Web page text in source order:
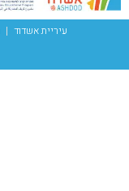
עיריית אשדוד